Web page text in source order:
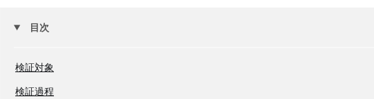
目次
検証対象
検証過程